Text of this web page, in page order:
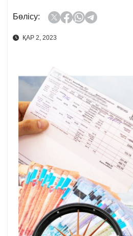
Бөлісу:
ҚАР 2, 2023